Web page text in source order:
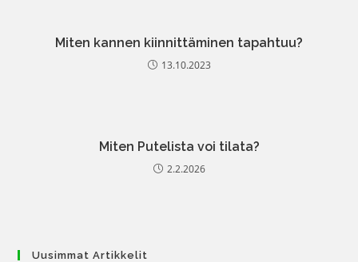
Miten kannen kiinnittäminen tapahtuu?
13.10.2023
Miten Putelista voi tilata?
2.2.2026
Uusimmat Artikkelit